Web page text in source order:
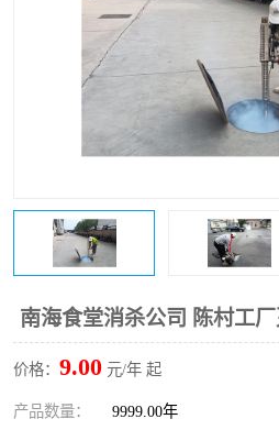
南海食堂消杀公司 陈村工
价格： 9.00 元/年 起
产品数量： 9999.00年
害虫防治